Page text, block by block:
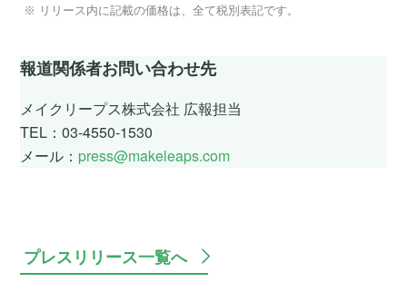
リリース内に記載の価格は、全て税別表記です。
報道関係者お問い合わせ先
メイクリープス株式会社 広報担当
TEL：03-4550-1530
メール： press@makeleaps.com
プレスリリース一覧へ